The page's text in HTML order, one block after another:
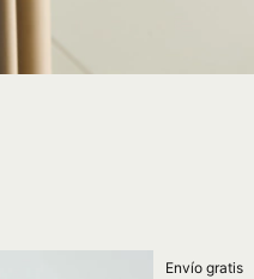
Envío gratis